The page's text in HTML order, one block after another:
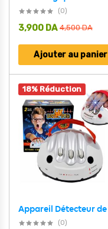
(0)
4,500DA
3,900 DA
Ajouter au panier
18% Réduction
(0)